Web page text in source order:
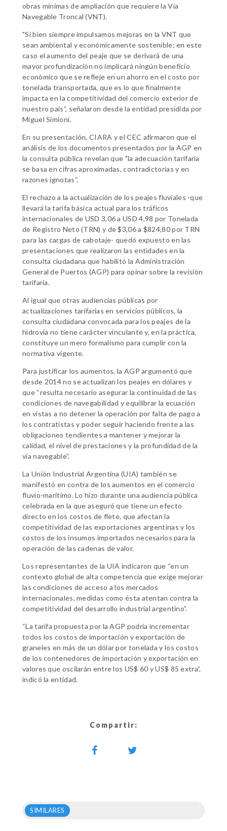
obras mínimas de ampliación que requiere la Vía
Navegable Troncal (VNT).
"Si bien siempre impulsamos mejoras en la VNT que
sean ambiental y económicamente sostenible; en este
caso el aumento del peaje que se derivará de una
mayor profundización no implicará ningún beneficio
económico que se refleje en un ahorro en el costo por
tonelada transportada, que es lo que finalmente
impacta en la competitividad del comercio exterior de
nuestro país”, señalaron desde la entidad presidida por
Miguel Simioni.
En su presentación, CIARA y el CEC afirmaron que el
análisis de los documentos presentados por la AGP en
la consulta pública revelan que "la adecuación tarifaria
se basa en cifras aproximadas, contradictorias y en
razones ignotas”.
El rechazo a la actualización de los peajes fluviales -que
llevará la tarifa básica actual para los tráficos
internacionales de USD 3,06 a USD 4,98 por Tonelada
de Registro Neto (TRN) y de $3,06 a $824,80 por TRN
para las cargas de cabotaje- quedó expuesto en las
presentaciones que realizaron las entidades en la
consulta ciudadana que habilitó la Administración
General de Puertos (AGP) para opinar sobre la revisión
tarifaria.
Al igual que otras audiencias públicas por
actualizaciones tarifarias en servicios públicos, la
consulta ciudadana convocada para los peajes de la
hidrovía no tiene carácter vinculante y, en la práctica,
constituye un mero formalismo para cumplir con la
normativa vigente.
Para justificar los aumentos, la AGP argumentó que
desde 2014 no se actualizan los peajes en dólares y
que “resulta necesario asegurar la continuidad de las
condiciones de navegabilidad y equilibrar la ecuación
en vistas a no detener la operación por falta de pago a
los contratistas y poder seguir haciendo frente a las
obligaciones tendientes a mantener y mejorar la
calidad, el nivel de prestaciones y la profundidad de la
vía navegable”.
La Unión Industrial Argentina (UIA) también se
manifestó en contra de los aumentos en el comercio
fluvio-marítimo. Lo hizo durante una audiencia pública
celebrada en la que aseguró que tiene un efecto
directo en los costos de flete, que afectan la
competitividad de las exportaciones argentinas y los
costos de los insumos importados necesarios para la
operación de las cadenas de valor.
Los representantes de la UIA indicaron que “en un
contexto global de alta competencia que exige mejorar
las condiciones de acceso a los mercados
internacionales, medidas como ésta atentan contra la
competitividad del desarrollo industrial argentino”.
“La tarifa propuesta por la AGP podría incrementar
todos los costos de importación y exportación de
graneles en más de un dólar por tonelada y los costos
de los contenedores de importación y exportación en
valores que oscilarán entre los US$ 60 y US$ 85 extra”,
indicó la entidad.
Compartir:
SIMILARES